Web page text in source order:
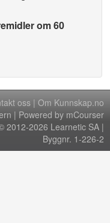
om 60
oss | Om Kunnskap.no
| Powered by mCourser
2012-2026 Learnetic SA |
Byggnr. 1-226-2